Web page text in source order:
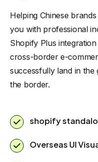
Helping Chinese
you with professional
Shopify Plus
cross-border e-
successfully land in the
the border.
shopify
Overseas UI